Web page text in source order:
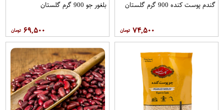
گندم پوست کنده 900 گرم گلستان
۷۴,۵۰۰
بلغور جو 900 گرم گلستان
۶۹,۵۰۰